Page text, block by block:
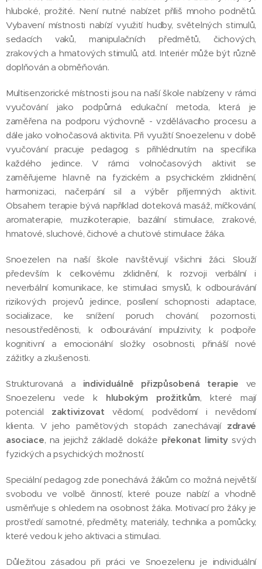
hluboké, prožité. Není nutné nabízet příliš mnoho podnětů.
Vybavení místnosti nabízí využití hudby, světelných stimulů,
sedacích vaků, manipulačních předmětů, čichových,
zrakových a hmatových stimulů, atd. Interiér může být různě
doplňován a obměňován.
Multisenzorické místnosti jsou na naší škole nabízeny v rámci
vyučování jako podpůrná edukační metoda, která je
zaměřena na podporu výchovně - vzdělávacího procesu a
dále jako volnočasová aktivita. Při využití Snoezelenu v době
vyučování pracuje pedagog s přihlédnutím na specifika
každého jedince. V rámci volnočasových aktivit se
zaměřujeme hlavně na fyzickém a psychickém zklidnění,
harmonizaci, načerpání sil a výběr příjemných aktivit.
Obsahem terapie bývá například doteková masáž, míčkování,
aromaterapie, muzikoterapie, bazální stimulace, zrakové,
hmatové, sluchové, čichové a chuťové stimulace žáka.
Snoezelen na naší škole navštěvují všichni žáci. Slouží
především k celkovému zklidnění, k rozvoji verbální i
neverbální komunikace, ke stimulaci smyslů, k odbourávání
rizikových projevů jedince, posílení schopnosti adaptace,
socializace, ke snížení poruch chování, pozornosti,
nesoustředěnosti, k odbourávání impulzivity, k podpoře
kognitivní a emocionální složky osobnosti, přináší nové
zážitky a zkušenosti.
Strukturovaná a individuálně přizpůsobená terapie ve
Snoezelenu vede k hlubokým prožitkům, které mají
potenciál zaktivizovat vědomí, podvědomí i nevědomí
klienta. V jeho paměťových stopách zanechávají zdravé
asociace, na jejichž základě dokáže překonat limity svých
fyzických a psychických možností.
Speciální pedagog zde ponechává žákům co možná největší
svobodu ve volbě činností, které pouze nabízí a vhodně
usměrňuje s ohledem na osobnost žáka. Motivací pro žáky je
prostředí samotné, předměty, materiály, technika a pomůcky,
které vedou k jeho aktivaci a stimulaci.
Důležitou zásadou při práci ve Snoezelenu je individuální